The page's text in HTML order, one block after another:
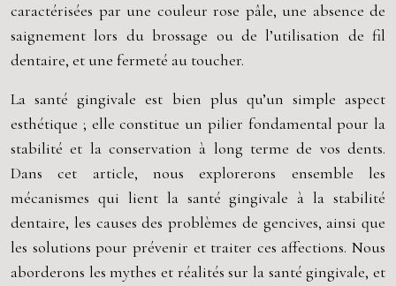
caractérisées par une couleur rose pâle, une absence de
saignement lors du brossage ou de l’utilisation de fil
dentaire, et une fermeté au toucher.
La santé gingivale est bien plus qu’un simple aspect
esthétique ; elle constitue un pilier fondamental pour la
stabilité et la conservation à long terme de vos dents.
Dans cet article, nous explorerons ensemble les
mécanismes qui lient la santé gingivale à la stabilité
dentaire, les causes des problèmes de gencives, ainsi que
les solutions pour prévenir et traiter ces affections. Nous
aborderons les mythes et réalités sur la santé gingivale, et